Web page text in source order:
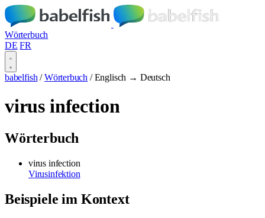
Wörterbuch
DE FR
babelfish / Wörterbuch / Englisch → Deutsch
virus infection
Wörterbuch
virus infection
Virusinfektion
Beispiele im Kontext